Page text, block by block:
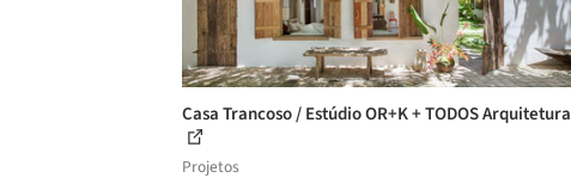
Casa Trancoso / Estúdio OR+K + TODOS Arquitetura
Projetos